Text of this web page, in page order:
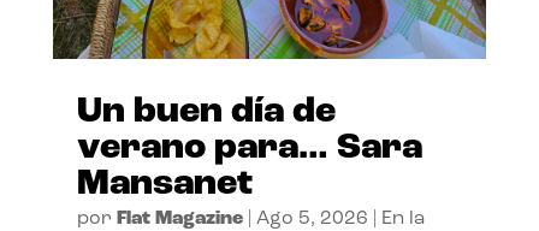
Un buen día de
verano para… Sara
Mansanet
por Flat Magazine| Ago 5, 2026
En la